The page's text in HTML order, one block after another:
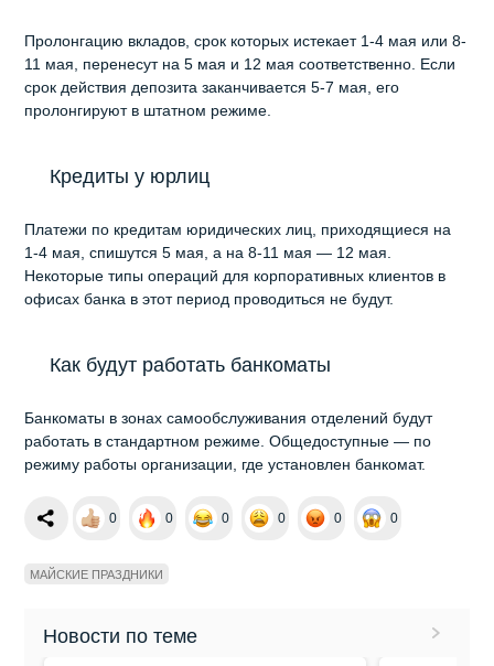
Пролонгацию вкладов, срок которых истекает 1-4 мая или 8-
11 мая, перенесут на 5 мая и 12 мая соответственно. Если
срок действия депозита заканчивается 5-7 мая, его
пролонгируют в штатном режиме.
Кредиты у юрлиц
Платежи по кредитам юридических лиц, приходящиеся на
1-4 мая, спишутся 5 мая, а на 8-11 мая — 12 мая.
Некоторые типы операций для корпоративных клиентов в
офисах банка в этот период проводиться не будут.
Как будут работать банкоматы
Банкоматы в зонах самообслуживания отделений будут
работать в стандартном режиме. Общедоступные ― по
режиму работы организации, где установлен банкомат.
0 0 0 0 0 0
МАЙСКИЕ ПРАЗДНИКИ
Новости по теме